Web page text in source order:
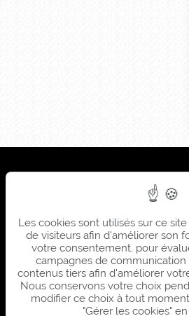
Les cookies sont utilisés sur ce
de visiteurs afin d'améliorer son
votre consentement, pour
campagnes de
contenus tiers afin d'améliorer
Nous conservons votre choix
modifier ce choix à tout
"Gérer les cookies"